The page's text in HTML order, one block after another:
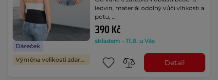
Dáreček
Výměna velikosti zdarma
ledvin, materiál odolný vůči vlhkosti a
potu, …
390 Kč
skladem – 11.8. u Vás
Detail